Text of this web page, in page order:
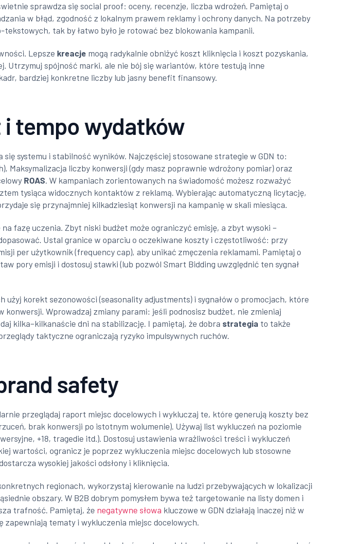
sprawdza się social proof: oceny, recenzje, liczba wdrożeń. Pamiętaj o
w błąd, zgodność z lokalnym prawem reklamy i ochrony danych. Na potrzeby
tak by łatwo było je rotować bez blokowania kampanii.
Lepsze kreacje mogą radykalnie obniżyć koszt kliknięcia i koszt pozyskania,
Utrzymuj spójność marki, ale nie bój się wariantów, które testują inne
bardziej konkretne liczby lub jasny benefit finansowy.
tempo wydatków
systemu i stabilność wyników. Najczęściej stosowane strategie w GDN to:
Maksymalizacja liczby konwersji (gdy masz poprawnie wdrożony pomiar) oraz
ROAS. W kampaniach zorientowanych na świadomość możesz rozważyć
tysiąca widocznych kontaktów z reklamą. Wybierając automatyczną licytację,
się przynajmniej kilkadziesiąt konwersji na kampanię w skali miesiąca.
fazę uczenia. Zbyt niski budżet może ograniczyć emisję, a zbyt wysoki –
Ustal granice w oparciu o oczekiwane koszty i częstotliwość: przy
per użytkownik (frequency cap), aby unikać zmęczenia reklamami. Pamiętaj o
pory emisji i dostosuj stawki (lub pozwól Smart Bidding uwzględnić ten sygnał
korekt sezonowości (seasonality adjustments) i sygnałów o promocjach, które
Wprowadzaj zmiany parami: jeśli podnosisz budżet, nie zmieniaj
kilka–kilkanaście dni na stabilizację. I pamiętaj, że dobra strategia to także
taktyczne ograniczają ryzyko impulsywnych ruchów.
safety
przeglądaj raport miejsc docelowych i wykluczaj te, które generują koszty bez
brak konwersji po istotnym wolumenie). Używaj list wykluczeń na poziomie
+18, tragedie itd.). Dostosuj ustawienia wrażliwości treści i wykluczeń
wartości, ogranicz je poprzez wykluczenia miejsc docelowych lub stosowne
wysokiej jakości odsłony i kliknięcia.
regionach, wykorzystaj kierowanie na ludzi przebywających w lokalizacji
obszary. W B2B dobrym pomysłem bywa też targetowanie na listy domen i
trafność. Pamiętaj, że negatywne słowa kluczowe w GDN działają inaczej niż w
tematy i wykluczenia miejsc docelowych.